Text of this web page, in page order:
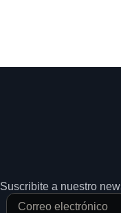
Suscribite a nuestro